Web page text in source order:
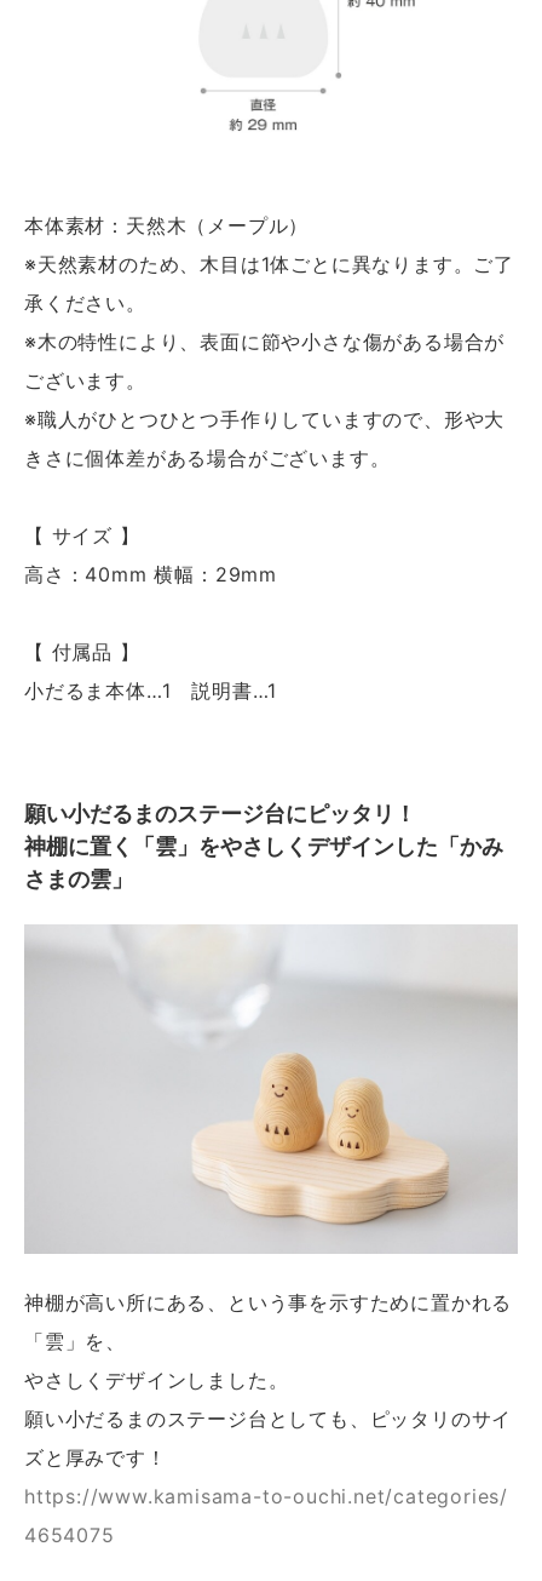
本体素材：天然木（メープル）
※天然素材のため、木目は1体ごとに異なります。ご了
承ください。
※木の特性により、表面に節や小さな傷がある場合が
ございます。
※職人がひとつひとつ手作りしていますので、形や大
きさに個体差がある場合がございます。
【 サイズ 】
高さ：40mm 横幅：29mm
【 付属品 】
小だるま本体…1 説明書…1
願い小だるまのステージ台にピッタリ！
神棚に置く「雲」をやさしくデザインした「かみ
さまの雲」
神棚が高い所にある、という事を示すために置かれる
「雲」を、
やさしくデザインしました。
願い小だるまのステージ台としても、ピッタリのサイ
ズと厚みです！
https://www.kamisama-to-ouchi.net/categories/
4654075